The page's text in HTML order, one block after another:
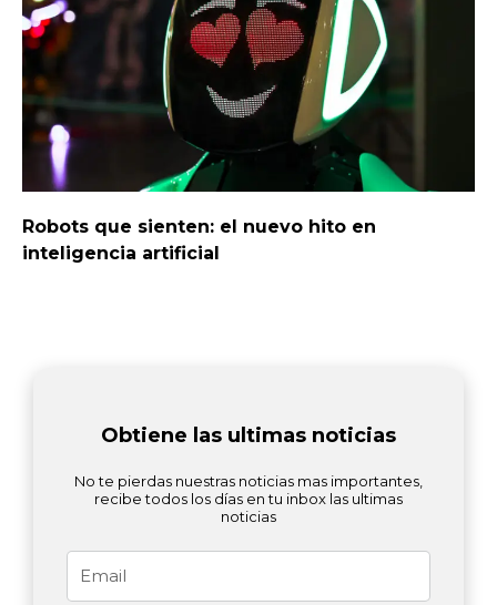
Robots que sienten: el nuevo hito en
inteligencia artificial
Obtiene las ultimas noticias
No te pierdas nuestras noticias mas importantes,
recibe todos los días en tu inbox las ultimas
noticias